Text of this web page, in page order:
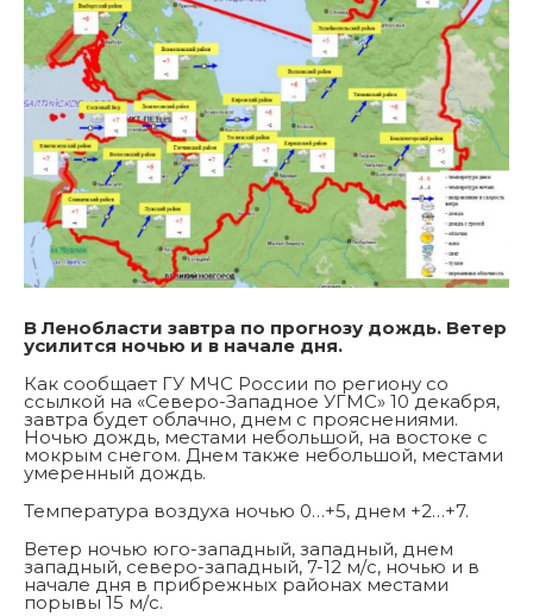
В Ленобласти завтра по прогнозу дождь. Ветер
усилится ночью и в начале дня.
Как сообщает ГУ МЧС России по региону со
ссылкой на «Северо-Западное УГМС» 10 декабря,
завтра будет облачно, днем с прояснениями.
Ночью дождь, местами небольшой, на востоке с
мокрым снегом. Днем также небольшой, местами
умеренный дождь.
Температура воздуха ночью 0…+5, днем +2…+7.
Ветер ночью юго-западный, западный, днем
западный, северо-западный, 7-12 м/с, ночью и в
начале дня в прибрежных районах местами
порывы 15 м/с.